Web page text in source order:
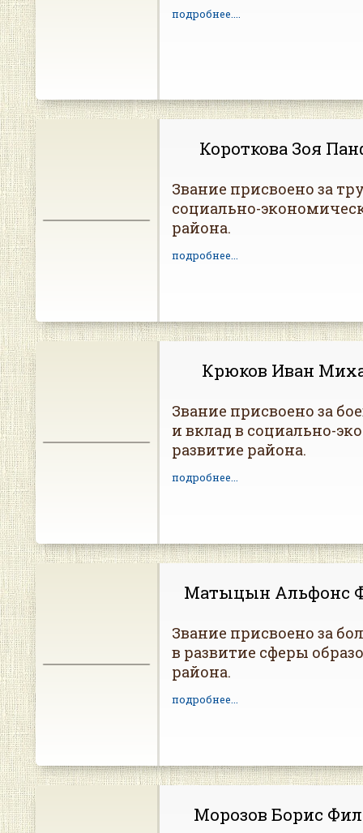
подробнее...
Короткова Зоя
Звание присвоено за
социально-
района.
подробнее...
Крюков Иван
Звание присвоено за
и вклад в социально-
развитие района.
подробнее...
Матыцын Альфонс
Звание присвоено за
в развитие сферы
района.
подробнее...
Морозов Борис